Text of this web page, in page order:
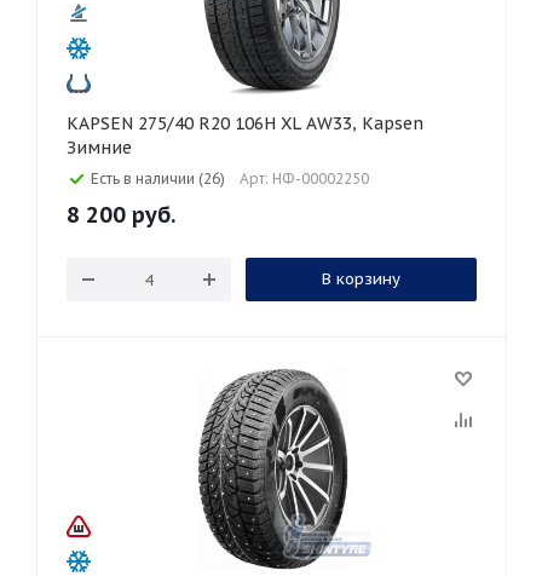
KAPSEN 275/40 R20 106H XL AW33, Kapsen
Зимние
Есть в наличии (26) Арт: НФ-00002250
8 200 руб.
В корзину